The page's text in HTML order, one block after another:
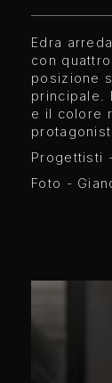
Edra
con
posizione
principale.
e il colore
Progettisti
Foto -